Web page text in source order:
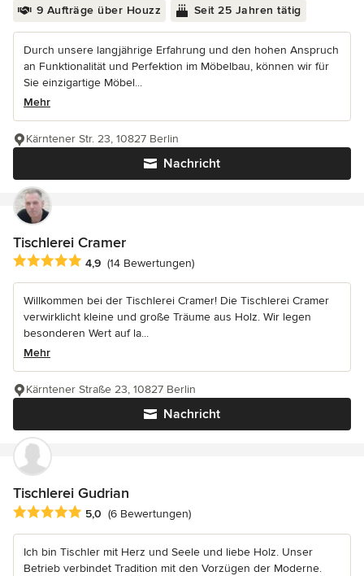
9 Aufträge über Houzz Seit 25 Jahren tätig
Durch unsere langjährige Erfahrung und den hohen Anspruch
an Funktionalität und Perfektion im Möbelbau, können wir für
Sie einzigartige Möbel...
Mehr
Nachricht
Kärntener Str. 23, 10827 Berlin
Tischlerei Cramer
Durchschnittliche Bewertung: 4.9 von 5 Sternen
4,9 (14 Bewertungen)
Willkommen bei der Tischlerei Cramer! Die Tischlerei Cramer
verwirklicht kleine und große Träume aus Holz. Wir legen
besonderen Wert auf la...
Mehr
Nachricht
Kärntener Straße 23, 10827 Berlin
Tischlerei Gudrian
Durchschnittliche Bewertung: 5 von 5 Sternen
5,0 (6 Bewertungen)
Ich bin Tischler mit Herz und Seele und liebe Holz. Unser
Betrieb verbindet Tradition mit den Vorzügen der Moderne.